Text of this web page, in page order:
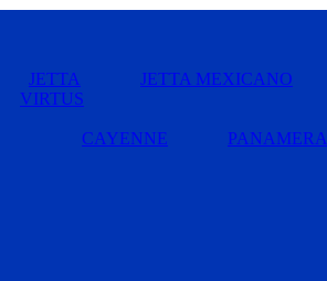
JETTA JETTA MEXICANO
VIRTUS
CAYENNE PANAMERA